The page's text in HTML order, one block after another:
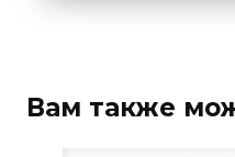
Вам также